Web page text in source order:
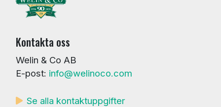
Kontakta oss
Welin & Co AB
E-post: info@welinoco.com
Se alla kontaktuppgifter